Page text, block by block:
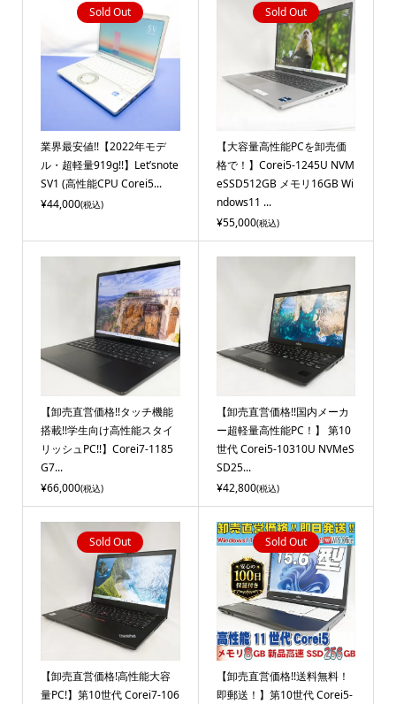
Sold Out
業界最安値!!【2022年モデ
ル・超軽量919g!!】Let’snote
SV1 (高性能CPU Corei5...
¥44,000(税込)
Sold Out
【大容量高性能PCを卸売価
格で！】Corei5-1245U NVM
eSSD512GB メモリ16GB Wi
ndows11 ...
¥55,000(税込)
【卸売直営価格!!タッチ機能
搭載!!学生向け高性能スタイ
リッシュPC!!】Corei7-1185
G7...
¥66,000(税込)
【卸売直営価格!!国内メーカ
ー超軽量高性能PC！】 第10
世代 Corei5-10310U NVMeS
SD25...
¥42,800(税込)
Sold Out
【卸売直営価格!高性能大容
量PC!】第10世代 Corei7-106
Sold Out
【卸売直営価格!!送料無料！
即郵送！】第10世代 Corei5-